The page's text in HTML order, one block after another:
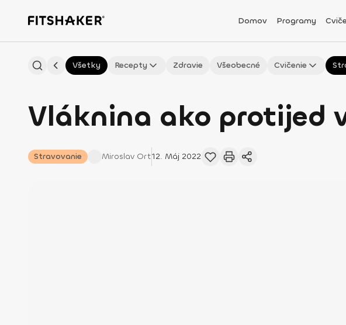
Domov Programy
Všetky Recepty Zdravie Všeobecné Cvičenie
Vláknina ako protijed
Stravovanie Miroslav Ort12. Máj 2022